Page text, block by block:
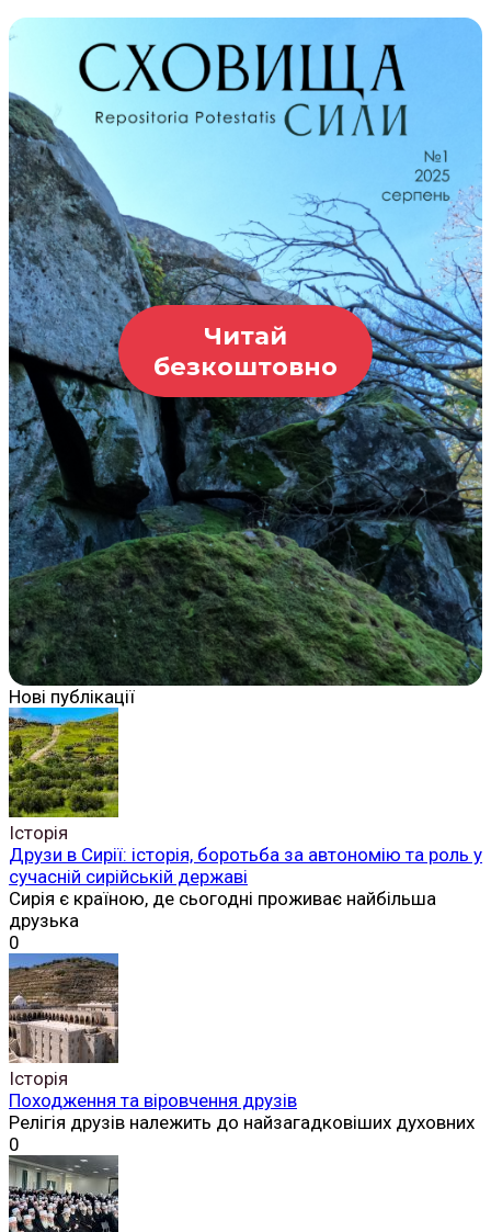
Читай
безкоштовно
Нові публікації
Історія
Друзи в Сирії: історія, боротьба за автономію та роль у
сучасній сирійській державі
Сирія є країною, де сьогодні проживає найбільша
друзька
0
Історія
Походження та віровчення друзів
Релігія друзів належить до найзагадковіших духовних
0